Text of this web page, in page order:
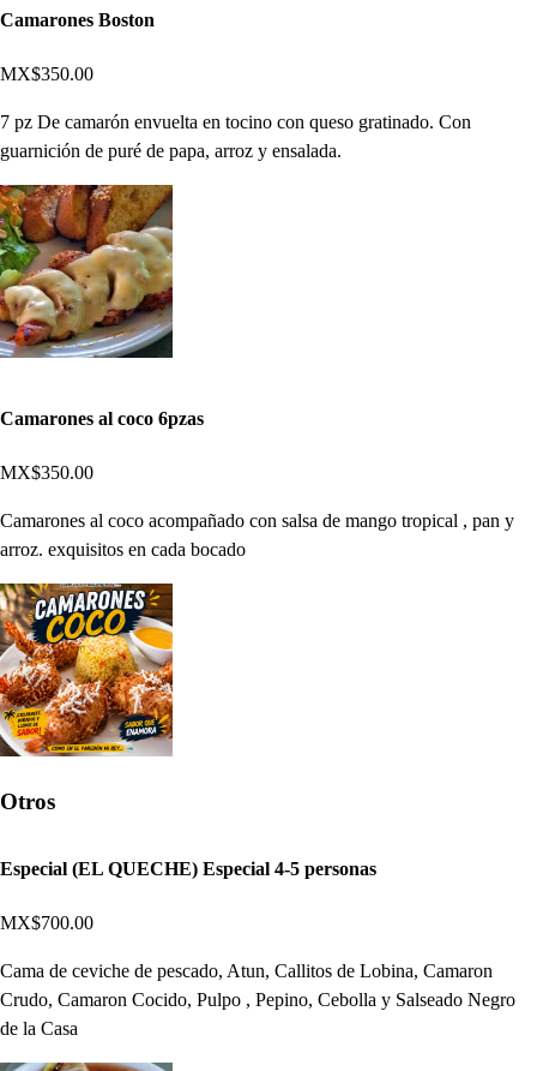
Camarones Boston
MX$350.00
7 pz De camarón envuelta en tocino con queso gratinado. Con
guarnición de puré de papa, arroz y ensalada.
Camarones al coco 6pzas
MX$350.00
Camarones al coco acompañado con salsa de mango tropical , pan y
arroz. exquisitos en cada bocado
Otros
Especial (EL QUECHE) Especial 4-5 personas
MX$700.00
Cama de ceviche de pescado, Atun, Callitos de Lobina, Camaron
Crudo, Camaron Cocido, Pulpo , Pepino, Cebolla y Salseado Negro
de la Casa